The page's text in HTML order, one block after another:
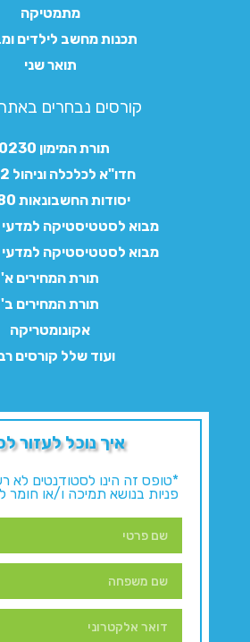
מתמטיקה
תכנות מחשב לילדים
תואר שני
קורסים נבחרים
תורת המימון 10230
חדו"א לכלכלה וניהול 10142
יסודות החשבונאות 10280
מבוא לסטטיסטיקה
מבוא לסטטיסטיקה
תורת המחירים א'
תורת המחירים ב'
אקונומטריקה
ועוד שלל קורסים
איך נוכל לעזור
*טופס זה הינו לסטודנטים לא
פניות בנושא תמיכה ו/או חומר